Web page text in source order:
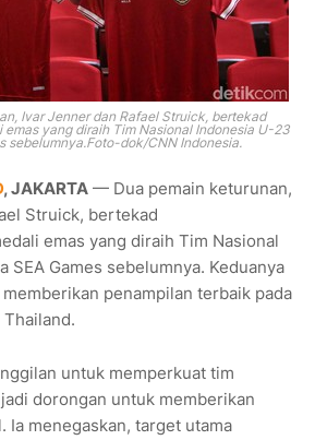
Ivar Jenner dan Rafael Struick, bertekad
emas yang diraih Tim Nasional Indonesia U-23
sebelumnya.Foto-dok/CNN Indonesia.
, JAKARTA — Dua pemain keturunan,
Struick, bertekad
emas yang diraih Tim Nasional
SEA Games sebelumnya. Keduanya
penampilan terbaik pada
Thailand.
untuk memperkuat tim
dorongan untuk memberikan
Ia menegaskan, target utama